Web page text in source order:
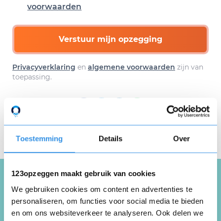
Toestemming Details Over
123opzeggen maakt gebruik van cookies
We gebruiken cookies om content en advertenties te
personaliseren, om functies voor social media te bieden
en om ons websiteverkeer te analyseren. Ook delen we
voorwaarden
Verstuur mijn opzegging
Privacyverklaring en algemene voorwaarden zijn van
toepassing.
Download hier gratis je
opzegbrief
Schrijf een review over De
Vallei